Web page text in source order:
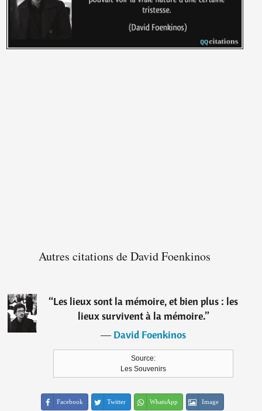
Autres citations de David Foenkinos
“Les lieux sont la mémoire, et bien plus : les
lieux survivent à la mémoire.”
―David Foenkinos
Source:
Les Souvenirs
Facebook Twitter WhatsApp Image